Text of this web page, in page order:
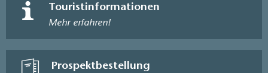
Touristinformationen
Mehr erfahren!
Prospektbestellung